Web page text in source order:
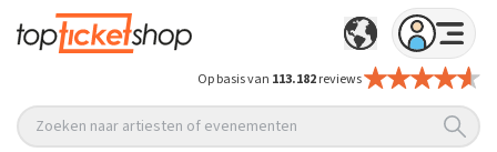
Op basis van 113.182reviews
Zoeken naar artiesten of evenementen